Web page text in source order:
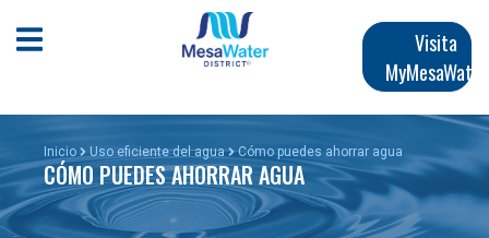
Navegación
Abrir menú móvil
Visita
MyMesaWater
Inicio Uso eficiente del agua Cómo puedes ahorrar agua
CÓMO PUEDES AHORRAR AGUA